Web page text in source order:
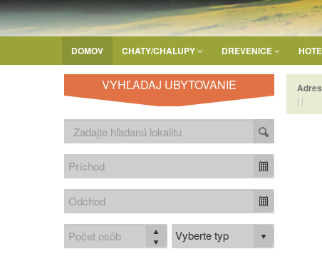
DOMOV CHATY/CHALUPY DREVENICE
VYHĽADAJ UBYTOVANIE
Vyberte typ
| |